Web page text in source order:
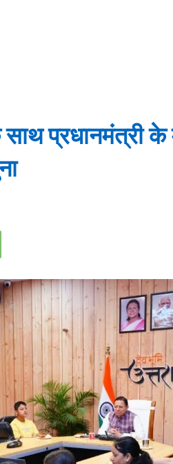
प्रधानमंत्री के